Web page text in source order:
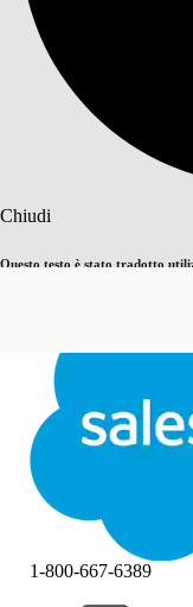
Chiudi
Questo testo è stato tradotto
Chiudi Chiudi
1-800-667-6389